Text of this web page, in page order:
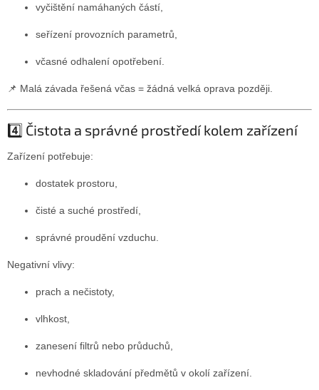
vyčištění namáhaných částí,
seřízení provozních parametrů,
včasné odhalení opotřebení.
📌 Malá závada řešená včas = žádná velká oprava později.
4️⃣ Čistota a správné prostředí kolem zařízení
Zařízení potřebuje:
dostatek prostoru,
čisté a suché prostředí,
správné proudění vzduchu.
Negativní vlivy:
prach a nečistoty,
vlhkost,
zanesení filtrů nebo průduchů,
nevhodné skladování předmětů v okolí zařízení.